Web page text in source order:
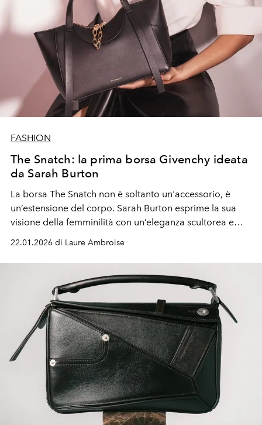
FASHION
The Snatch: la prima borsa Givenchy ideata
da Sarah Burton
La borsa The Snatch non è soltanto un'accessorio, è
un’estensione del corpo. Sarah Burton esprime la sua
visione della femminilità con un’eleganza scultorea e
fluida per accompagnare la donna Givenchy.
22.01.2026 di Laure Ambroise